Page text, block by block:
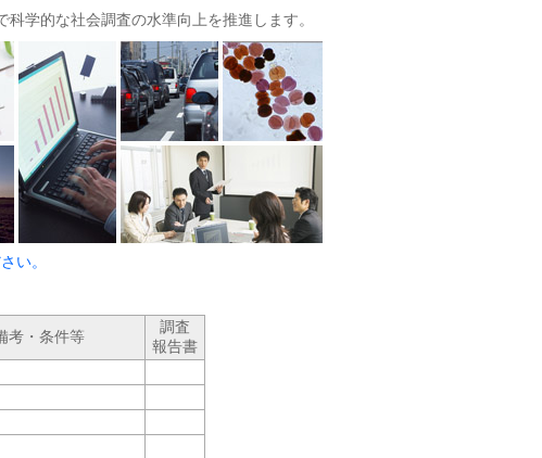
学的な社会調査の水準向上を推進します。
い。
考・条件等
調査
報告書